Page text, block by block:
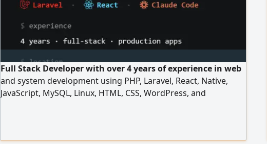
Full Stack Developer with over 4 years of experience in web
and system development using PHP, Laravel, React, Native,
JavaScript, MySQL, Linux, HTML, CSS, WordPress, and